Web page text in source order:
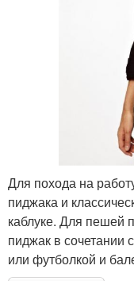
Для похода на
пиджака и
каблуке. Для пешей
пиджак в
или футболкой и